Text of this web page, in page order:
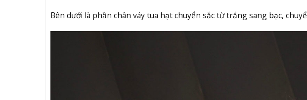
Bên dưới là phần chân váy tua hạt chuyển sắc từ trắng sang bạc,